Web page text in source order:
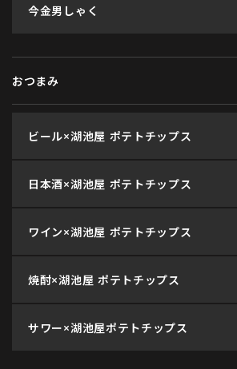
今金男しゃく
おつまみ
ビール×湖池屋 ポテトチップス
日本酒×湖池屋 ポテトチップス
ワイン×湖池屋 ポテトチップス
焼酎×湖池屋 ポテトチップス
サワー×湖池屋ポテトチップス